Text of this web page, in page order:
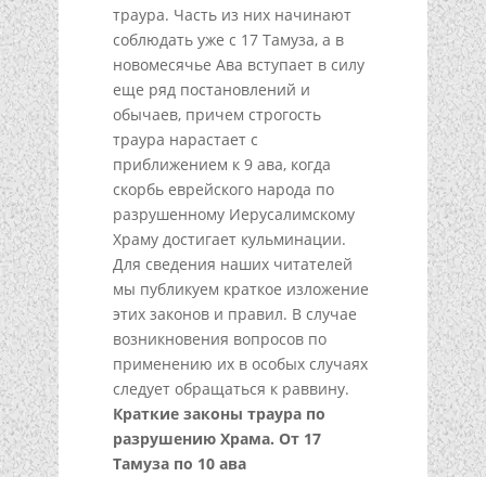
траура. Часть из них начинают
соблюдать уже с 17 Тамуза, а в
новомесячье Ава вступает в силу
еще ряд постановлений и
обычаев, причем строгость
траура нарастает с
приближением к 9 ава, когда
скорбь еврейского народа по
разрушенному Иерусалимскому
Храму достигает кульминации.
Для сведения наших читателей
мы публикуем краткое изложение
этих законов и правил. В случае
возникновения вопросов по
применению их в особых случаях
следует обращаться к раввину.
Краткие законы траура по
разрушению Храма. От 17
Тамуза по 10 ава